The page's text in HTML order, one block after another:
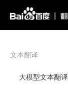
文本翻译
大模型文本翻译